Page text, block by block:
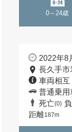
0～24歳
2022年8
長久手市
車両相互
普通乗用
死亡(0)
距離187m